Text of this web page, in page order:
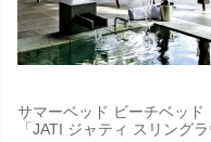
サマーベッド ビーチベッド
「JATI ジャティ スリングラ